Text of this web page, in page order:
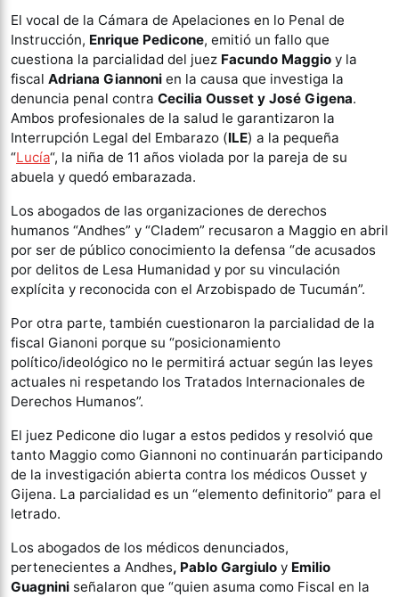
El vocal de la Cámara de Apelaciones en lo Penal de
Instrucción, Enrique Pedicone, emitió un fallo que
cuestiona la parcialidad del juez Facundo Maggio y la
fiscal Adriana Giannoni en la causa que investiga la
denuncia penal contra Cecilia Ousset y José Gigena.
Ambos profesionales de la salud le garantizaron la
Interrupción Legal del Embarazo (ILE) a la pequeña
“Lucía“, la niña de 11 años violada por la pareja de su
abuela y quedó embarazada.
Los abogados de las organizaciones de derechos
humanos “Andhes” y “Cladem” recusaron a Maggio en abril
por ser de público conocimiento la defensa “de acusados
por delitos de Lesa Humanidad y por su vinculación
explícita y reconocida con el Arzobispado de Tucumán”.
Por otra parte, también cuestionaron la parcialidad de la
fiscal Gianoni porque su “posicionamiento
político/ideológico no le permitirá actuar según las leyes
actuales ni respetando los Tratados Internacionales de
Derechos Humanos”.
El juez Pedicone dio lugar a estos pedidos y resolvió que
tanto Maggio como Giannoni no continuarán participando
de la investigación abierta contra los médicos Ousset y
Gijena. La parcialidad es un “elemento definitorio” para el
letrado.
Los abogados de los médicos denunciados,
pertenecientes a Andhes, Pablo Gargiulo y Emilio
Guagnini señalaron que “quien asuma como Fiscal en la